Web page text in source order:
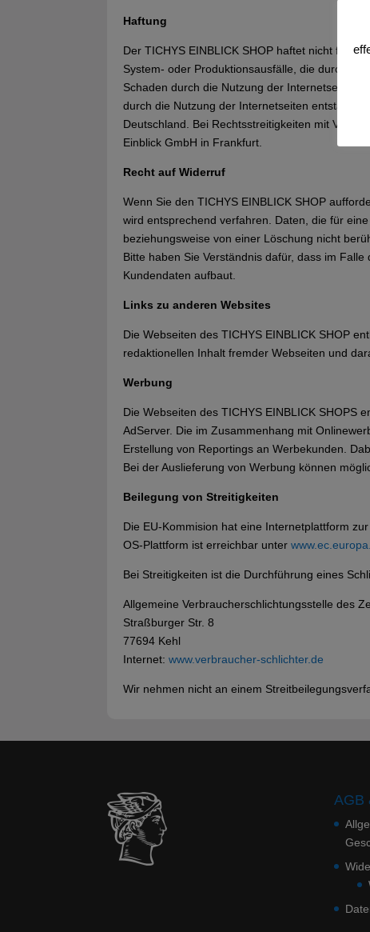
Haftung
Der TICHYS EINBLICK SHOP haftet nicht für
System- oder Produktionsausfälle, die durch
Schaden durch die Nutzung der Internetseiten
durch die Nutzung der Internetseiten
Deutschland. Bei Rechtsstreitigkeiten mit
Einblick GmbH in Frankfurt.
Recht auf Widerruf
Wenn Sie den TICHYS EINBLICK SHOP
wird entsprechend verfahren. Daten, die für
beziehungsweise von einer Löschung nicht
Bitte haben Sie Verständnis dafür, dass im
Kundendaten aufbaut.
Links zu anderen Websites
Die Webseiten des TICHYS EINBLICK SHOP
redaktionellen Inhalt fremder Webseiten und
Werbung
Die Webseiten des TICHYS EINBLICK SHOPS
AdServer. Die im Zusammenhang mit
Erstellung von Reportings an Werbekunden.
Bei der Auslieferung von Werbung können
Beilegung von Streitigkeiten
Die EU-Kommision hat eine Internetplattform
OS-Plattform ist erreichbar unter
Bei Streitigkeiten ist die Durchführung eines
Allgemeine Verbraucherschlichtungsstelle des
Straßburger Str. 8
77694 Kehl
Internet:www.verbraucher-schlichter.de
Wir nehmen nicht an einem
AGB